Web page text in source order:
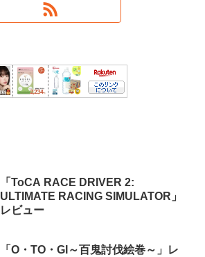
「ToCA RACE DRIVER 2:
ULTIMATE RACING SIMULATOR」
レビュー
「O・TO・GI～百鬼討伐絵巻～」レ